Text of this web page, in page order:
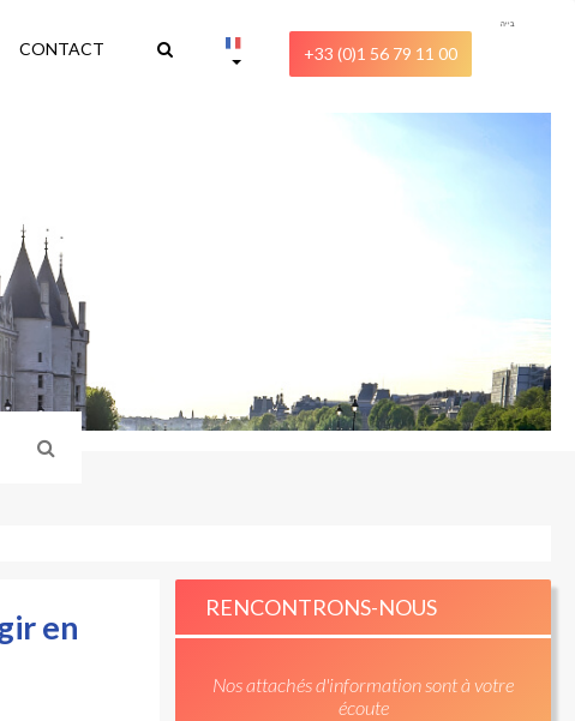
CONTACT +33 (0)1 56 79 11 00
בייה
en
RENCONTRONS-NOUS
Nos attachés d'information sont à votre
écoute